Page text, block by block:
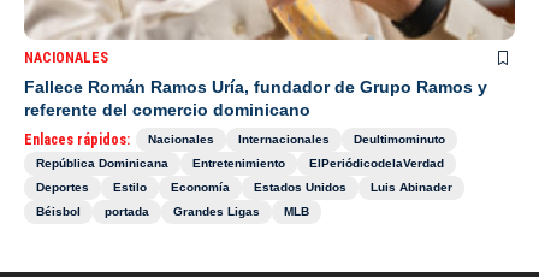
NACIONALES
Fallece Román Ramos Uría, fundador de Grupo Ramos y
referente del comercio dominicano
Enlaces rápidos: Nacionales Internacionales
Deultimominuto
República Dominicana
Entretenimiento
ElPeriódicodelaVerdad
Deportes
Estilo Economía Estados Unidos
Luis Abinader
Béisbol
portada Grandes Ligas MLB